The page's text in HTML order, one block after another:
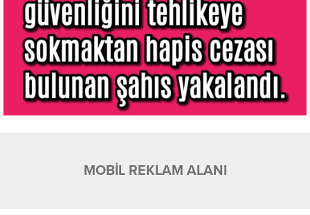
MOBİL REKLAM ALANI